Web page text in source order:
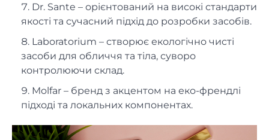
Dr. Sante – орієнтований на високі стандарти
якості та сучасний підхід до розробки засобів.
Laboratorium – створює екологічно чисті
засоби для обличчя та тіла, суворо
контролюючи склад.
Molfar – бренд з акцентом на еко-френдлі
підході та локальних компонентах.